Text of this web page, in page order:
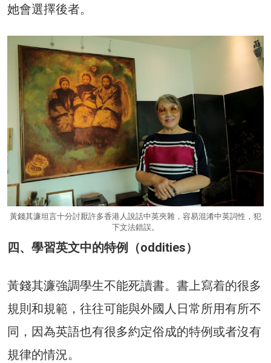
她會選擇後者。
黃錢其濂坦言十分討厭許多香港人說話中英夾雜，容易混淆中英詞性，犯
下文法錯誤。
四、學習英文中的特例（oddities）
黃錢其濂強調學生不能死讀書。書上寫着的很多
規則和規範，往往可能與外國人日常所用有所不
同，因為英語也有很多約定俗成的特例或者沒有
規律的情況。